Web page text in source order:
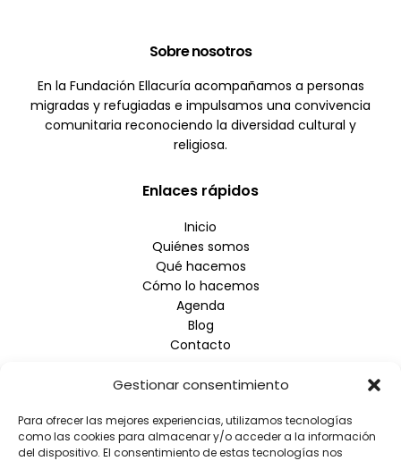
Gestionar consentimiento
Para ofrecer las mejores experiencias, utilizamos tecnologías
como las cookies para almacenar y/o acceder a la información
del dispositivo. El consentimiento de estas tecnologías nos
Sobre nosotros
En la Fundación Ellacuría acompañamos a personas
migradas y refugiadas e impulsamos una convivencia
comunitaria reconociendo la diversidad cultural y
religiosa.
Enlaces rápidos
Inicio
Quiénes somos
Qué hacemos
Cómo lo hacemos
Agenda
Blog
Contacto
Empresa
Aviso Legal
Política de Privacidad